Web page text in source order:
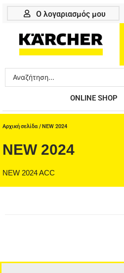
Μετάβαση
Ο λογαριασμός μου
Search
...
ONLINE SHOP
Αρχική σελίδα/ NEW 2024
NEW 2024
NEW 2024 ACC